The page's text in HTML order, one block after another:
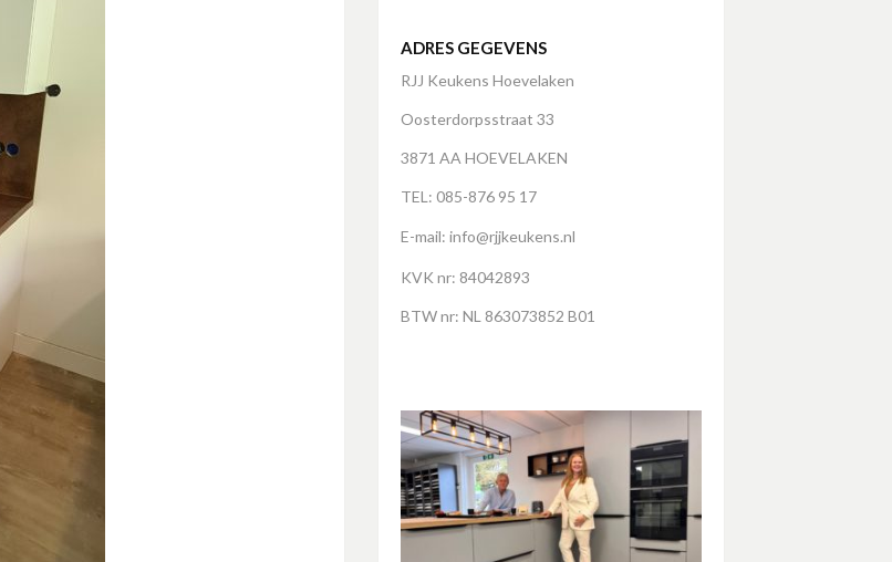
ADRES GEGEVENS
RJJ Keukens Hoevelaken
Oosterdorpsstraat 33
3871 AA HOEVELAKEN
TEL: 085-876 95 17
E-mail: info@rjjkeukens.nl
KVK nr: 84042893
BTW nr: NL 863073852 B01